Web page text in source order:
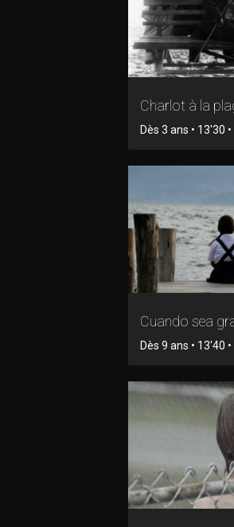
Charlot à la
Dès 3 ans • 13'30
Cuando sea
Dès 9 ans • 13'40